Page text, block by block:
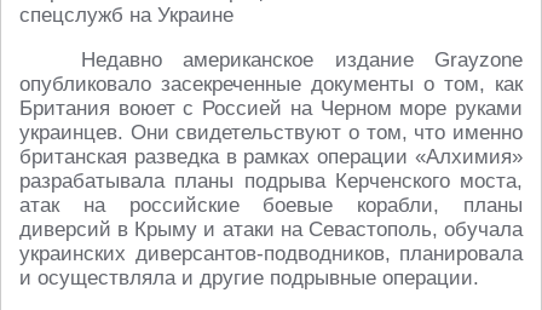
спецслужб на Украине
Недавно американское издание Grayzone
опубликовало засекреченные документы о том, как
Британия воюет с Россией на Черном море руками
украинцев. Они свидетельствуют о том, что именно
британская разведка в рамках операции «Алхимия»
разрабатывала планы подрыва Керченского моста,
атак на российские боевые корабли, планы
диверсий в Крыму и атаки на Севастополь, обучала
украинских диверсантов-подводников, планировала
и осуществляла и другие подрывные операции.